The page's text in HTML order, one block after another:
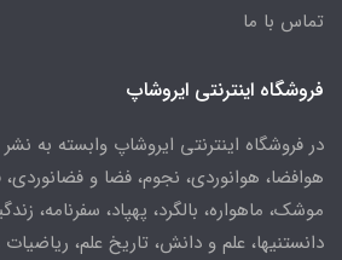
تماس با ما
فروشگاه اینترنتی ایروشاپ
در فروشگاه اینترنتی ایروشاپ وابسته به
هوافضا، هوانوردی، نجوم، فضا و فضانوردی،
موشک، ماهواره، بالگرد، پهپاد، سفرنامه،
دانستنیها، علم و دانش، تاریخ علم،